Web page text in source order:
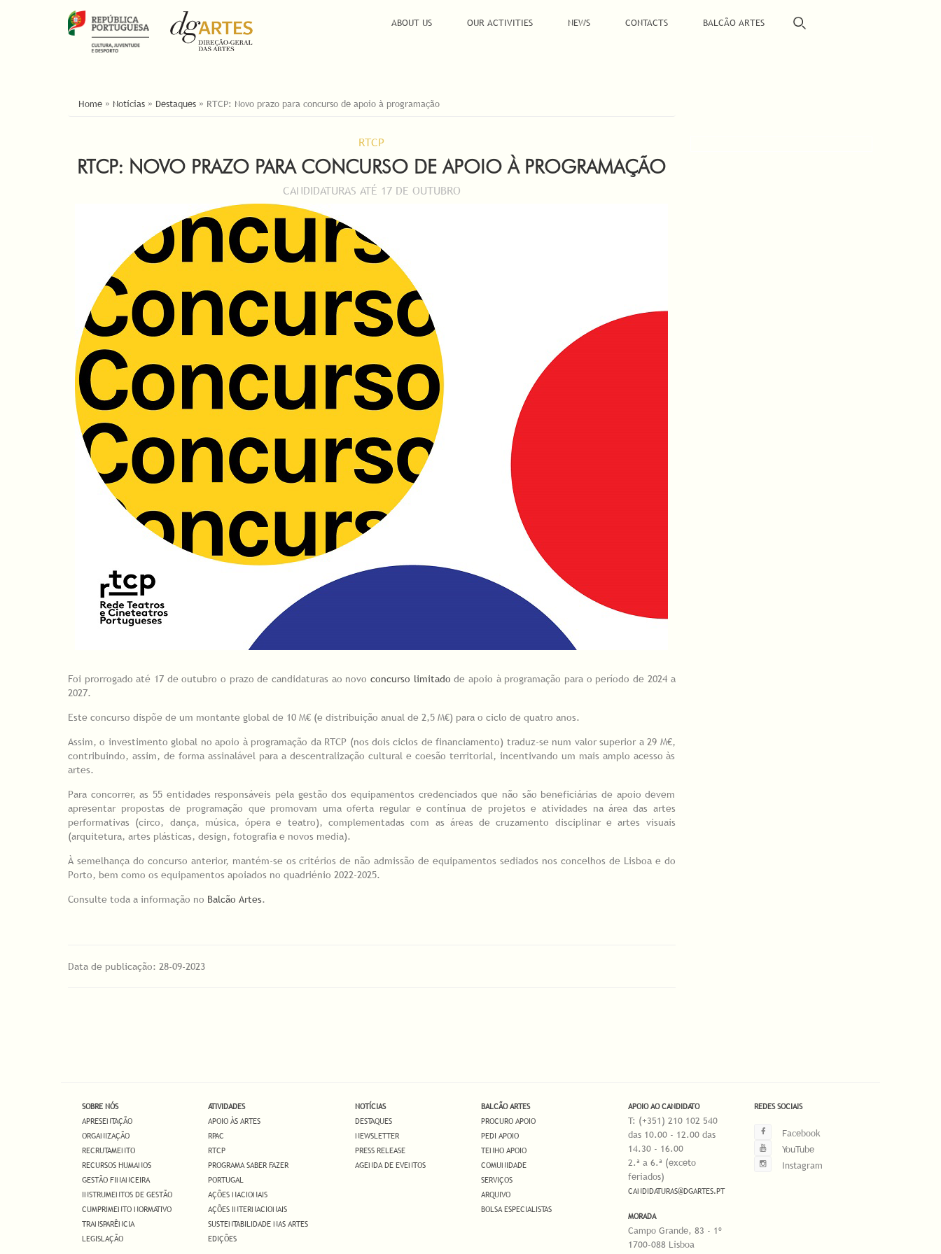
ABOUT US OUR ACTIVITIES NEWS CONTACTS BALCÃO ARTES
YOU ARE HERE
Home » Notícias » Destaques » RTCP: Novo prazo para concurso de apoio à programação
RTCP
RTCP: NOVO PRAZO PARA CONCURSO DE APOIO À PROGRAMAÇÃO
CANDIDATURAS ATÉ 17 DE OUTUBRO
Foi prorrogado até 17 de outubro o prazo de candidaturas ao novoconcurso limitado de apoio à programação para o período de 2024 a
2027.
Este concurso dispõe de um montante global de 10 M€ (e distribuição anual de 2,5 M€) para o ciclo de quatro anos.
Assim, o investimento global no apoio à programação da RTCP (nos dois ciclos de financiamento) traduz-se num valor superior a 29 M€,
contribuindo, assim, de forma assinalável para a descentralização cultural e coesão territorial, incentivando um mais amplo acesso às
artes.
Para concorrer, as 55 entidades responsáveis pela gestão dos equipamentos credenciados que não são beneficiárias de apoio devem
apresentar propostas de programação que promovam uma oferta regular e contínua de projetos e atividades na área das artes
performativas (circo, dança, música, ópera e teatro), complementadas com as áreas de cruzamento disciplinar e artes visuais
(arquitetura, artes plásticas, design, fotografia e novos media).
À semelhança do concurso anterior, mantém-se os critérios de não admissão de equipamentos sediados nos concelhos de Lisboa e do
Porto, bem como os equipamentos apoiados no quadriénio 2022-2025.
Consulte toda a informação no Balcão Artes.
Data de publicação: 28-09-2023
SOBRE NÓS
APRESENTAÇÃO
ORGANIZAÇÃO
RECRUTAMENTO
RECURSOS HUMANOS
GESTÃO FINANCEIRA
INSTRUMENTOS DE GESTÃO
CUMPRIMENTO NORMATIVO
TRANSPARÊNCIA
LEGISLAÇÃO
ATIVIDADES
APOIO ÀS ARTES
RPAC
RTCP
PROGRAMA SABER FAZER
PORTUGAL
AÇÕES NACIONAIS
AÇÕES INTERNACIONAIS
SUSTENTABILIDADE NAS ARTES
EDIÇÕES
NOTÍCIAS
DESTAQUES
NEWSLETTER
PRESS RELEASE
AGENDA DE EVENTOS
BALCÃO ARTES
PROCURO APOIO
PEDI APOIO
TENHO APOIO
COMUNIDADE
SERVIÇOS
ARQUIVO
BOLSA ESPECIALISTAS
APOIO AO CANDIDATO
T: (+351) 210 102 540
das 10.00 - 12.00 das
14.30 - 16.00
2.ª a 6.ª (exceto
feriados)
CANDIDATURAS@DGARTES.PT
MORADA
Campo Grande, 83 - 1º
1700-088 Lisboa
REDES SOCIAIS
Facebook
YouTube
Instagram